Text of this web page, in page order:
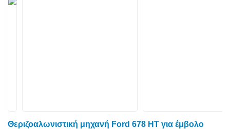
Θεριζοαλωνιστική μηχανή Ford 678 HT για έμβολο